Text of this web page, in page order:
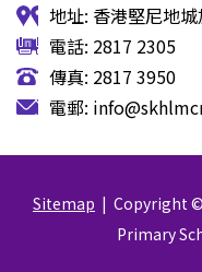
地址: 香港堅尼地
電話: 2817 2305
傳真: 2817 3950
電郵:
Sitemap | Copyright ©
Primary